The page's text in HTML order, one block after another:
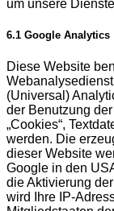
um unsere
6.1 Google Analytics
Diese Website
(Universal)
der Benutzung
„Cookies“,
werden. Die
dieser Website
Google in den
die Aktivierung
wird Ihre IP-